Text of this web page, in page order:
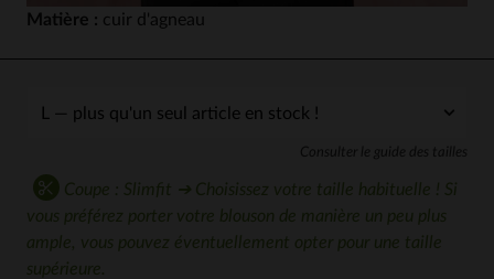
Matière : cuir d'agneau
Consulter le guide des tailles
Coupe : Slimfit ➔ Choisissez votre taille habituelle ! Si
vous préférez porter votre blouson de manière un peu plus
ample, vous pouvez éventuellement opter pour une taille
supérieure.